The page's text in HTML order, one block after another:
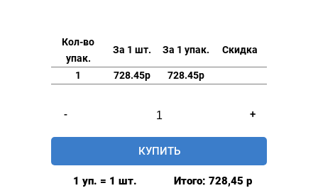
Кол-во
упак.
За 1 шт. За 1 упак. Скидка
1 728.45р 728.45р
-
товара
Люверсы
нержавеющие
+
КУПИТЬ
1 уп. = 1 шт. Итого: 728,45 р